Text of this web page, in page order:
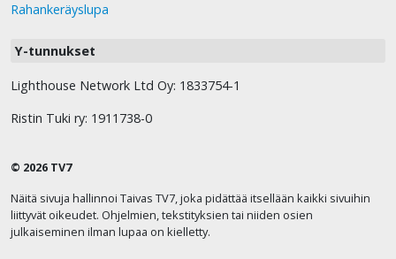
Rahankeräyslupa
Y-tunnukset
Lighthouse Network Ltd Oy: 1833754-1
Ristin Tuki ry: 1911738-0
© 2026 TV7
Näitä sivuja hallinnoi Taivas TV7, joka pidättää itsellään kaikki sivuihin
liittyvät oikeudet. Ohjelmien, tekstityksien tai niiden osien
julkaiseminen ilman lupaa on kielletty.